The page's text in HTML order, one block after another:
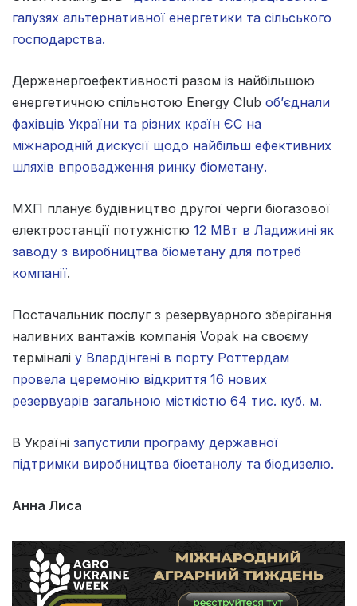
галузях альтернативної енергетики та сільського
господарства.
Держенергоефективності разом із найбільшою
енергетичною спільнотою Energy Club об’єднали
фахівців України та різних країн ЄС на
міжнародній дискусії щодо найбільш ефективних
шляхів впровадження ринку біометану.
МХП планує будівництво другої черги біогазової
електростанції потужністю 12 МВт в Ладижині як
заводу з виробництва біометану для потреб
компанії.
Постачальник послуг з резервуарного зберігання
наливних вантажів компанія Vopak на своєму
терміналі у Влардінгені в порту Роттердам
провела церемонію відкриття 16 нових
резервуарів загальною місткістю 64 тис. куб. м.
В Україні запустили програму державної
підтримки виробництва біоетанолу та біодизелю.
Анна Лиса